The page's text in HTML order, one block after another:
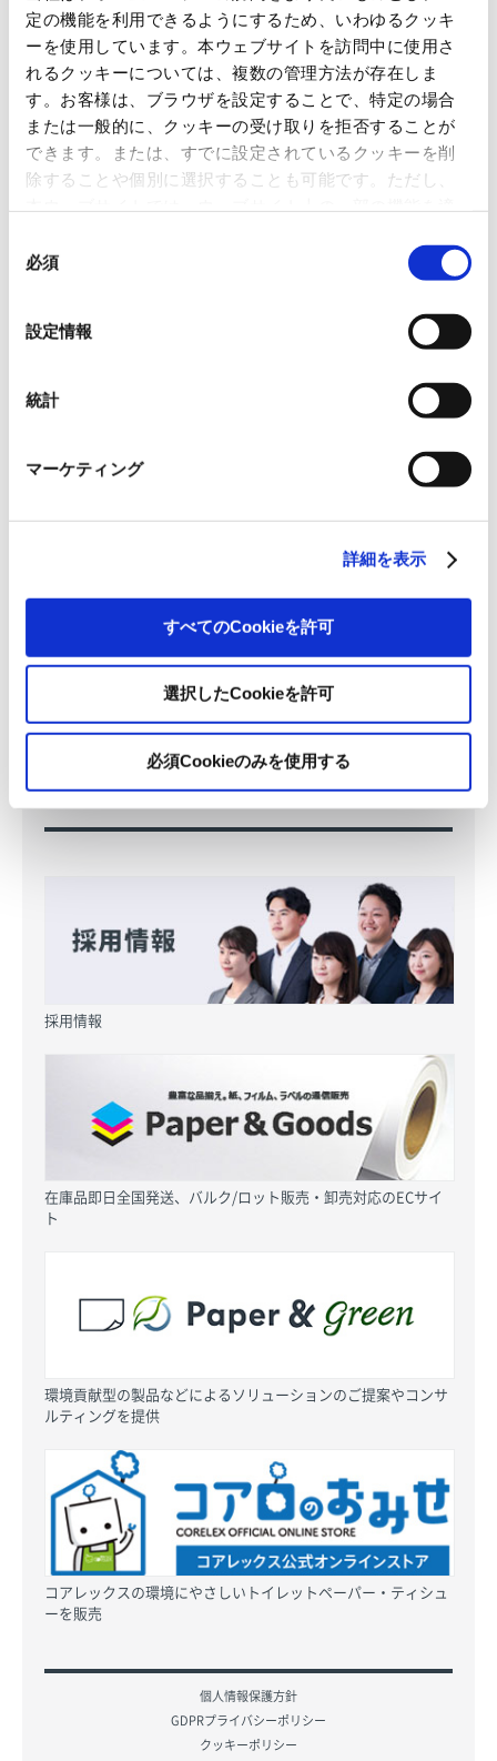
定の機能を利用できるようにするため、いわゆるクッキ
ーを使用しています。本ウェブサイトを訪問中に使用さ
れるクッキーについては、複数の管理方法が存在しま
す。お客様は、ブラウザを設定することで、特定の場合
または一般的に、クッキーの受け取りを拒否することが
できます。または、すでに設定されているクッキーを削
除することや個別に選択することも可能です。ただし、
いるので、ご注意ください。これらのクッキーが受け入
れられない場合、本ウェブサイトの機能が制限される場
必須
設定情報
統計
マーケティング
詳細を表示
すべてのCookieを許可
選択したCookieを許可
必須Cookieのみを使用する
すべて ニュースリリース
お知らせ IR 情報
OVOL LOOP
グループ紹介映像【日本語
プレートへリサイクル
通り『Antho･･･
2026.07.03
日本紙パルプ商事は、2026年5月30日および31日に山口県...
採用情報
在庫品即日全国発送、バルク/ロット販売・卸売対応のECサイ
ト
環境貢献型の製品などによるソリューションのご提案やコンサ
ルティングを提供
コアレックスの環境にやさしいトイレットペーパー・ティシュ
ーを販売
個人情報保護方針
GDPRプライバシーポリシー
クッキーポリシー